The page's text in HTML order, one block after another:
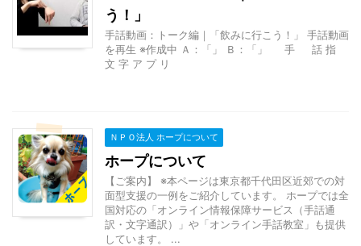
う！」
手話動画：トーク編｜「飲みに行こう！」 手話動画
を再生 ※作成中 Ａ：「」 Ｂ：「」 手 話 指
文 字 ア プ リ
ＮＰＯ法人 ホープについて
ホープについて
【ご案内】 ※本ページは東京都千代田区近郊での対
面型支援の一例をご紹介しています。 ホープでは全
国対応の「オンライン情報保障サービス（手話通
訳・文字通訳）」や「オンライン手話教室」も提供
しています。 ...